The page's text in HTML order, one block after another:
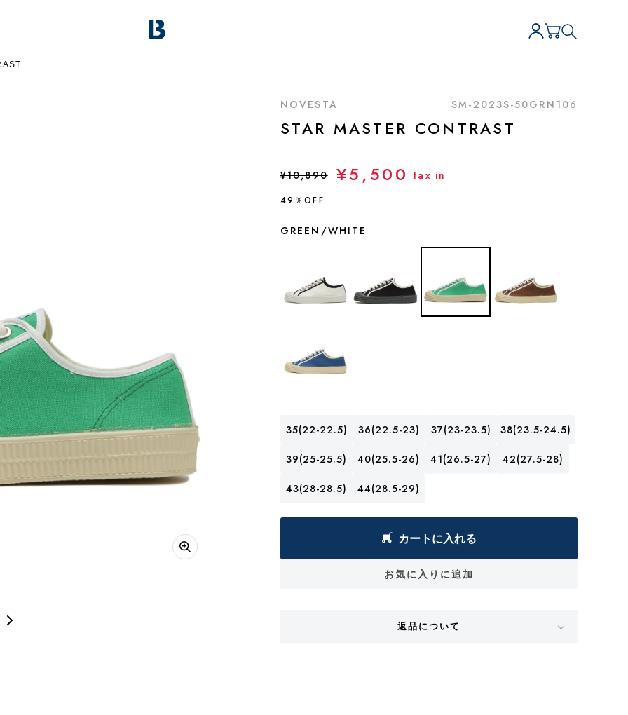
NOVESTA SM-2023S-50GRN106
STAR MASTER CONTRAST
¥10,890 ¥5,500 tax in
49％OFF
GREEN/WHITE
35(22-22.5) 36(22.5-23) 37(23-23.5) 38(23.5-24.5)
39(25-25.5) 40(25.5-26) 41(26.5-27) 42(27.5-28)
43(28-28.5) 44(28.5-29)
カートに入れる
お気に入りに追加
返品について